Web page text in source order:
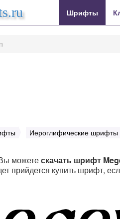
Шрифты
Иероглифические шрифты
можетескачать шрифт
прийдется купить шрифт,